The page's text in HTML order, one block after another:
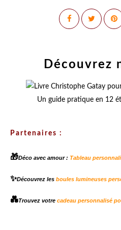
Découvrez
Un guide pratique en 12
Partenaires :
🎁Déco avec amour : Tableau
✨Découvrez les boules lumineuses
💑Trouvez votre cadeau personnalisé